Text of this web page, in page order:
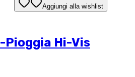
Aggiungi alla wishlist
Hi-Vis